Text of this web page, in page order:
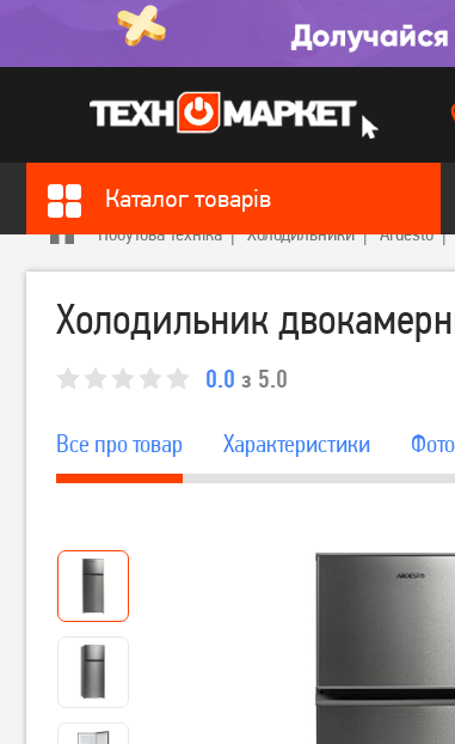
Каталог товарів
Побутова техніка Холодильники Ardesto
Холодильник
0.0 з 5.0
Все про товар Характеристики Фото